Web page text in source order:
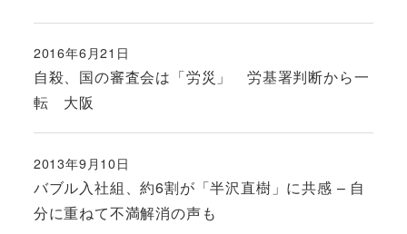
自殺、国の審査会は「労災」 労基署判断から一
転 大阪
投稿日
2016年6月21日
バブル入社組、約6割が「半沢直樹」に共感 – 自
分に重ねて不満解消の声も
投稿日
2013年9月10日